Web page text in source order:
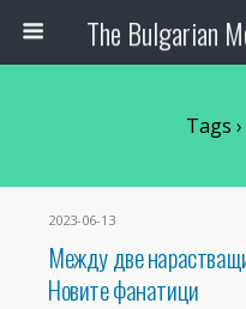
Tags
2023-06-13
Между две
Новите фанатици